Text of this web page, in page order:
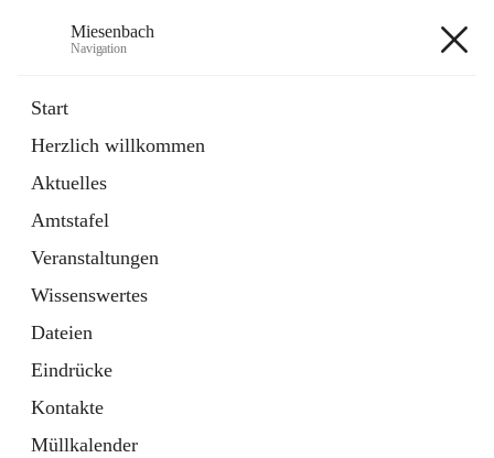
Miesenbach
Navigation
Start
Herzlich willkommen
Aktuelles
Amtstafel
Veranstaltungen
Wissenswertes
Dateien
Eindrücke
Kontakte
Müllkalender
Externe Webseite
in
Tab
Region Schneebergland
Externe Webseite
öffnet
in
neuem
Tab